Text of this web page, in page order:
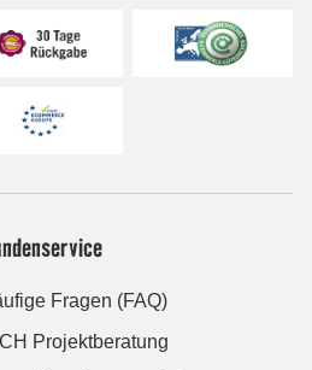
Fragen (FAQ)
Projektberatung